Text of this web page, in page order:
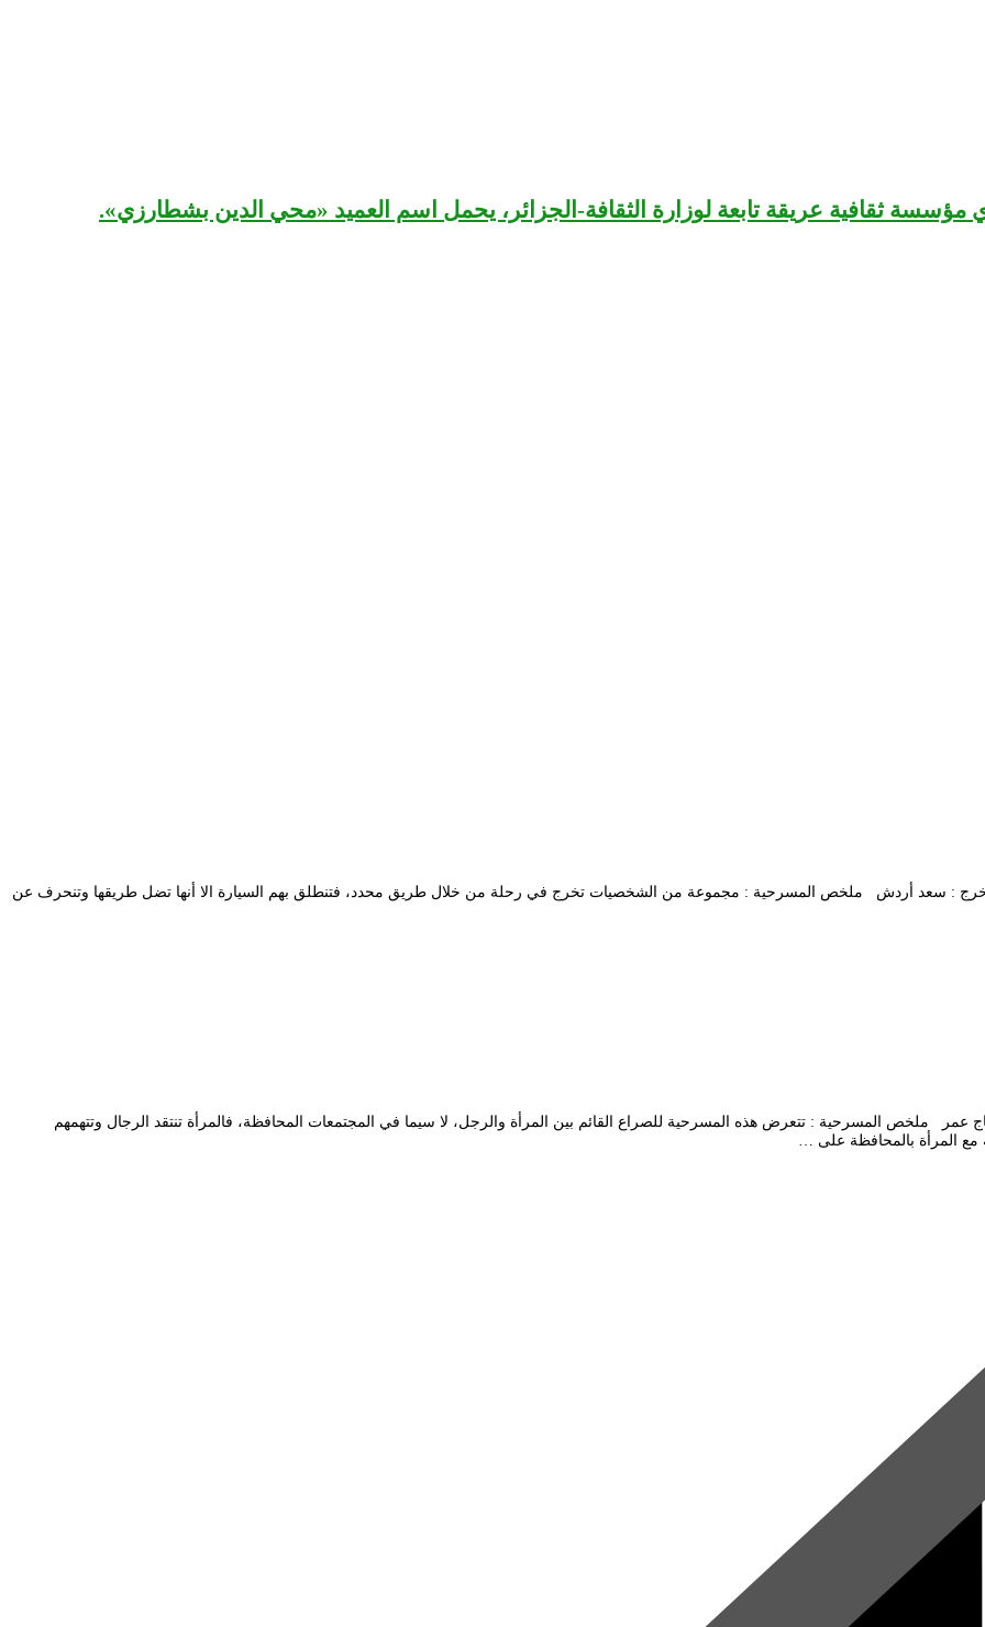
وهبة المخرج : سعد أردش ملخص المسرحية : مجموعة من الشخصيات تخرج في رحلة من خلال طريق محدد، فتنطلق بهم السيارة الا أنها تضل طريقها وتنحرف عن
: حاج عمر ملخص المسرحية : تتعرض هذه المسرحية للصراع القائم بين المرأة والرجل، لا سيما في المجتمعات المحافظة، فالمرأة تنتقد الرجال وتتهمهم
مع المرأة بالمحافظة على …